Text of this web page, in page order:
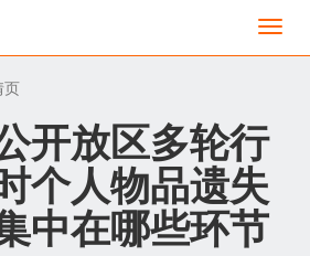
切
页
开放区多轮行
个人物品遗失
中在哪些环节